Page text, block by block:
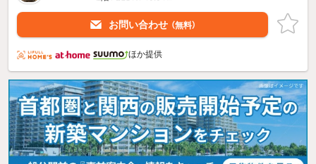
お問い合わせ （無料）
ほか提供